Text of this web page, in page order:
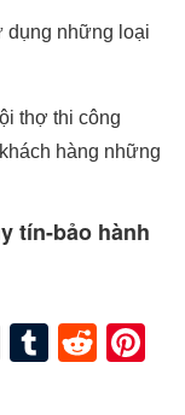
dụng những loại
thợ thi công
hàng những
tín-bảo hành
Instapaper
Tumblr